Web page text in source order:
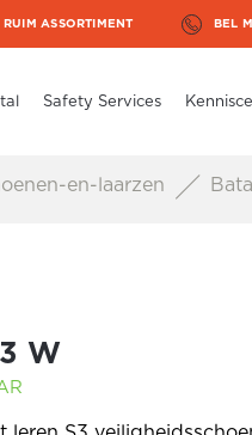
RUIM ASSORTIMENT BEL
Safety Services
en-laarzen
W